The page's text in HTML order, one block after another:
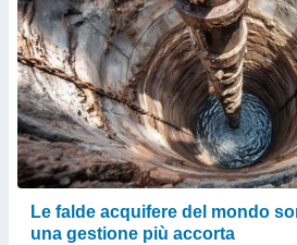
Le falde acquifere del mondo
una gestione più accorta